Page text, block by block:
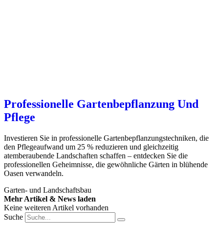
Professionelle Gartenbepflanzung Und
Pflege
Investieren Sie in professionelle Gartenbepflanzungstechniken, die
den Pflegeaufwand um 25 % reduzieren und gleichzeitig
atemberaubende Landschaften schaffen – entdecken Sie die
professionellen Geheimnisse, die gewöhnliche Gärten in blühende
Oasen verwandeln.
Garten- und Landschaftsbau
Mehr Artikel & News laden
Keine weiteren Artikel vorhanden
Suche